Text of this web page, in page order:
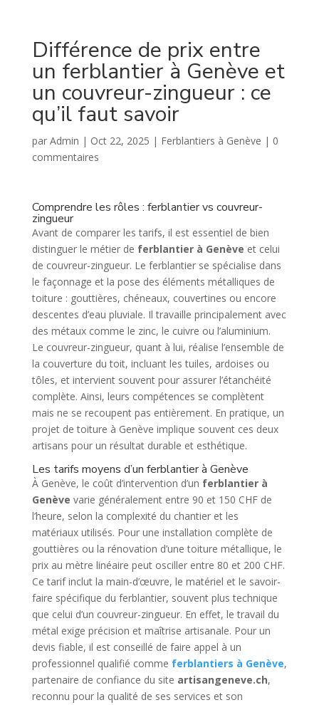
Différence de prix entre
un ferblantier à Genève et
un couvreur-zingueur : ce
qu’il faut savoir
par Admin | Oct 22, 2025 | Ferblantiers à Genève | 0
commentaires
Comprendre les rôles : ferblantier vs couvreur-
zingueur
Avant de comparer les tarifs, il est essentiel de bien
distinguer le métier de ferblantier à Genève et celui
de couvreur-zingueur. Le ferblantier se spécialise dans
le façonnage et la pose des éléments métalliques de
toiture : gouttières, chéneaux, couvertines ou encore
descentes d’eau pluviale. Il travaille principalement avec
des métaux comme le zinc, le cuivre ou l’aluminium.
Le couvreur-zingueur, quant à lui, réalise l’ensemble de
la couverture du toit, incluant les tuiles, ardoises ou
tôles, et intervient souvent pour assurer l’étanchéité
complète. Ainsi, leurs compétences se complètent
mais ne se recoupent pas entièrement. En pratique, un
projet de toiture à Genève implique souvent ces deux
artisans pour un résultat durable et esthétique.
Les tarifs moyens d’un ferblantier à Genève
À Genève, le coût d’intervention d’un ferblantier à
Genève varie généralement entre 90 et 150 CHF de
l’heure, selon la complexité du chantier et les
matériaux utilisés. Pour une installation complète de
gouttières ou la rénovation d’une toiture métallique, le
prix au mètre linéaire peut osciller entre 80 et 200 CHF.
Ce tarif inclut la main-d’œuvre, le matériel et le savoir-
faire spécifique du ferblantier, souvent plus technique
que celui d’un couvreur-zingueur. En effet, le travail du
métal exige précision et maîtrise artisanale. Pour un
devis fiable, il est conseillé de faire appel à un
professionnel qualifié comme ferblantiers à Genève,
partenaire de confiance du site artisangeneve.ch,
reconnu pour la qualité de ses services et son